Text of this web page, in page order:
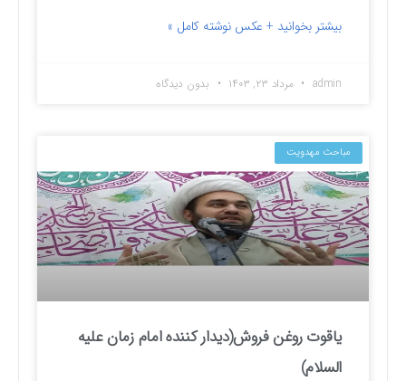
بیشتر بخوانید + عکس نوشته کامل »
admin مرداد ۲۳, ۱۴۰۳ بدون دیدگاه
مباحث مهدویت
یاقوت روغن فروش(دیدار کننده امام زمان علیه
السلام)